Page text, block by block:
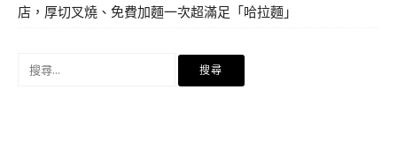
店，厚切叉燒、免費加麵一次超滿足「哈拉麵」